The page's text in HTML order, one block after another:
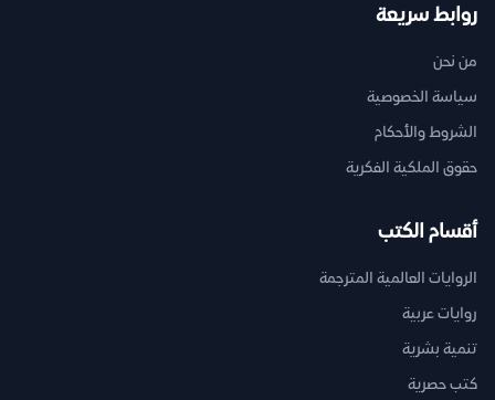
روابط سريعة
من نحن
سياسة الخصوصية
الشروط والأحكام
حقوق الملكية الفكرية
أقسام الكتب
الروايات العالمية المترجمة
روايات عربية
تنمية بشرية
كتب حصرية